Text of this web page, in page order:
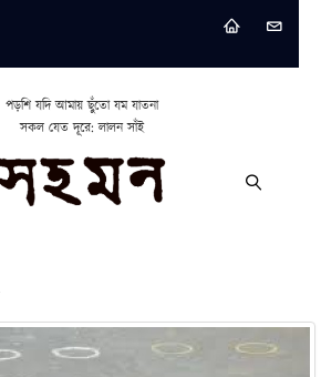
পড়শি যদি আমায় ছুঁতো যম যাতনা
সকল যেত দূরে: লালন সাঁই